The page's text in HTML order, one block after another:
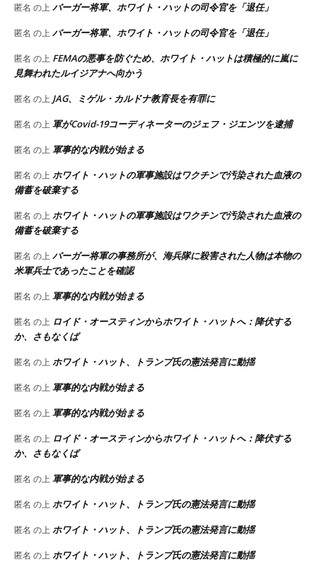
匿名 の上バーガー将軍、ホワイト・ハットの司令官を「退任」
匿名 の上バーガー将軍、ホワイト・ハットの司令官を「退任」
匿名 の上 FEMAの悪事を防ぐため、ホワイト・ハットは積極的に嵐に
見舞われたルイジアナへ向かう
匿名 の上 JAG、ミゲル・カルドナ教育長を有罪に
匿名 の上軍がCovid-19コーディネーターのジェフ・ジエンツを逮捕
匿名 の上軍事的な内戦が始まる
匿名 の上ホワイト・ハットの軍事施設はワクチンで汚染された血液の
備蓄を破棄する
匿名 の上ホワイト・ハットの軍事施設はワクチンで汚染された血液の
備蓄を破棄する
匿名 の上バーガー将軍の事務所が、海兵隊に殺害された人物は本物の
米軍兵士であったことを確認
匿名 の上軍事的な内戦が始まる
匿名 の上 ロイド・オースティンからホワイト・ハットへ：降伏する
か、さもなくば
匿名 の上ホワイト・ハット、トランプ氏の憲法発言に動揺
匿名 の上軍事的な内戦が始まる
匿名 の上軍事的な内戦が始まる
匿名 の上 ロイド・オースティンからホワイト・ハットへ：降伏する
か、さもなくば
匿名 の上軍事的な内戦が始まる
匿名 の上ホワイト・ハット、トランプ氏の憲法発言に動揺
匿名 の上ホワイト・ハット、トランプ氏の憲法発言に動揺
匿名 の上ホワイト・ハット、トランプ氏の憲法発言に動揺